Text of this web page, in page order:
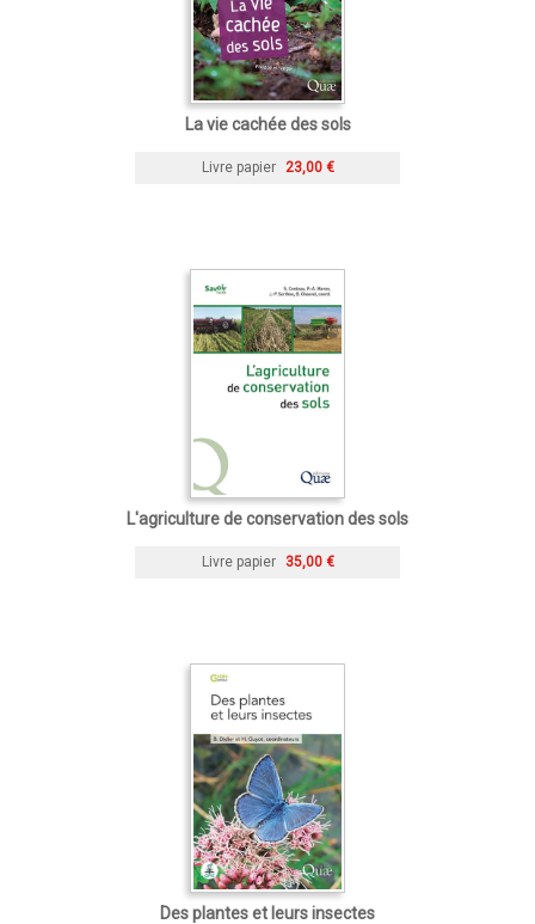
La vie cachée des sols
Livre papier 23,00 €
L'agriculture de conservation des sols
Livre papier 35,00 €
Des plantes et leurs insectes